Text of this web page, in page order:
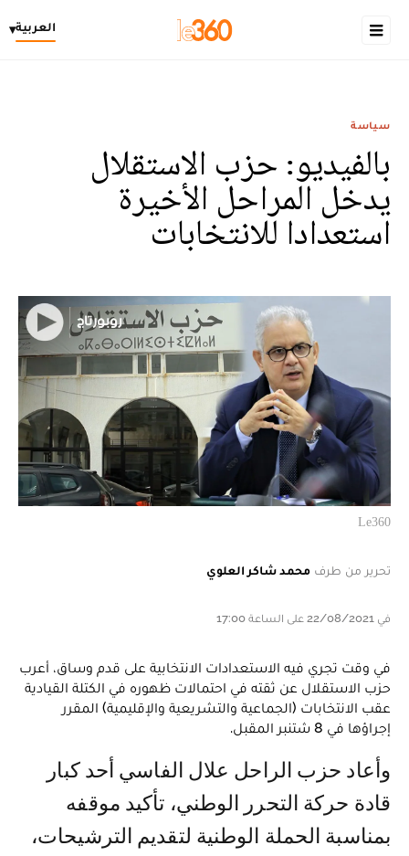
العربية▾
سياسة
بالفيديو: حزب الاستقلال
يدخل المراحل الأخيرة
استعدادا للانتخابات
Le360
تحرير من طرف محمد شاكر العلوي
في 22/08/2021 على الساعة 17:00
في وقت تجري فيه الاستعدادات الانتخابية على قدم وساق، أعرب
حزب الاستقلال عن ثقته في احتمالات ظهوره في الكتلة القيادية
عقب الانتخابات (الجماعية والتشريعية والإقليمية) المقرر
إجراؤها في 8 شتنبر المقبل.
وأعاد حزب الراحل علال الفاسي أحد كبار
قادة حركة التحرر الوطني، تأكيد موقفه
بمناسبة الحملة الوطنية لتقديم الترشيحات،